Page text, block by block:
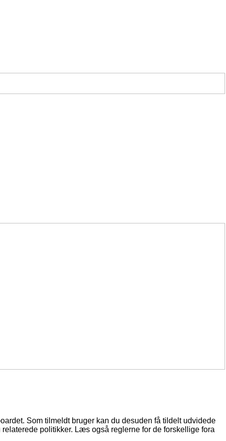
Som tilmeldt bruger kan du desuden få tildelt udvidede
politikker. Læs også reglerne for de forskellige fora